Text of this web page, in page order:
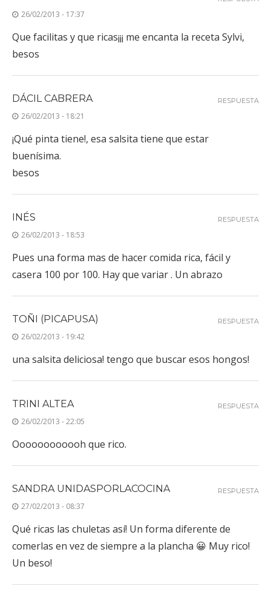
26/02/2013 - 17:37
Que facilitas y que ricas¡¡¡ me encanta la receta Sylvi,
besos
DÁCIL CABRERA
26/02/2013 - 18:21
¡Qué pinta tiene!, esa salsita tiene que estar
buenísima.
besos
RESPUESTA
INÉS
26/02/2013 - 18:53
Pues una forma mas de hacer comida rica, fácil y
casera 100 por 100. Hay que variar . Un abrazo
RESPUESTA
TOÑI (PICAPUSA)
26/02/2013 - 19:42
una salsita deliciosa! tengo que buscar esos hongos!
RESPUESTA
TRINI ALTEA
26/02/2013 - 22:05
Oooooooooooh que rico.
RESPUESTA
SANDRA UNIDASPORLACOCINA
27/02/2013 - 08:37
Qué ricas las chuletas así! Un forma diferente de
comerlas en vez de siempre a la plancha 😀 Muy rico!
Un beso!
RESPUESTA